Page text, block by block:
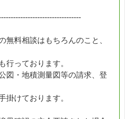
無料相談はもちろんのこと、
行っております。
図・地積測量図等の請求、登
掛けております。